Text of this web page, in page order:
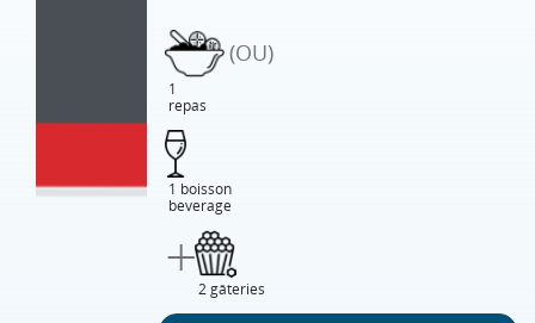
1
repas
(OU)
1 boisson
beverage
+2 gâteries